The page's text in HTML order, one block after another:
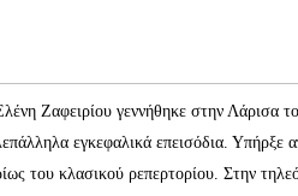
Ζαφειρίου γεννήθηκε στην Λάρισα
εγκεφαλικά επεισόδια.
του κλασικού ρεπερτορίου. Στην